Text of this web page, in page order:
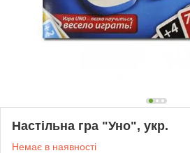
Настільна гра "Уно", укр.
Немає в наявності